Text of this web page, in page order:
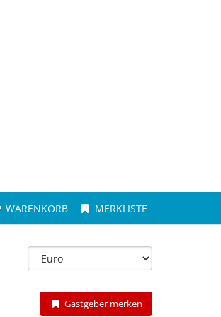
WARENKORB MERKLISTE
Gastgeber merken